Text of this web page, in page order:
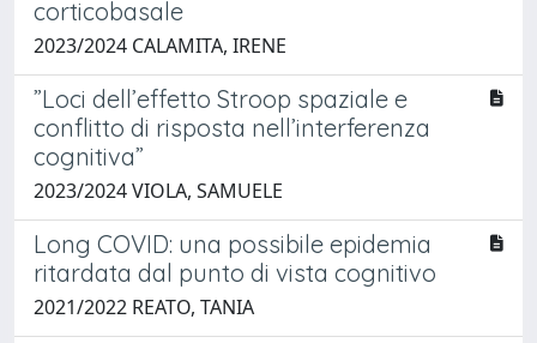
corticobasale
2023/2024 CALAMITA, IRENE
”Loci dell’effetto Stroop spaziale e
conflitto di risposta nell’interferenza
cognitiva”
2023/2024 VIOLA, SAMUELE
Long COVID: una possibile epidemia
ritardata dal punto di vista cognitivo
2021/2022 REATO, TANIA